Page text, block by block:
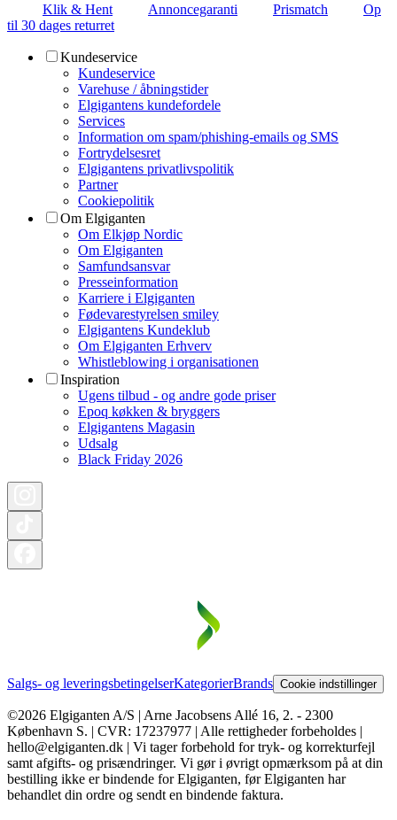
Klik & Hent Annoncegaranti Prismatch
Op
til 30 dages returret
Kundeservice
Kundeservice
Varehuse / åbningstider
Elgigantens kundefordele
Services
Information om spam/phishing-emails og SMS
Fortrydelsesret
Elgigantens privatlivspolitik
Partner
Cookiepolitik
Om Elgiganten
Om Elkjøp Nordic
Om Elgiganten
Samfundsansvar
Presseinformation
Karriere i Elgiganten
Fødevarestyrelsen smiley
Elgigantens Kundeklub
Om Elgiganten Erhverv
Whistleblowing i organisationen
Inspiration
Ugens tilbud - og andre gode priser
Epoq køkken & bryggers
Elgigantens Magasin
Udsalg
Black Friday 2026
Salgs- og leveringsbetingelserKategorierBrands Cookie indstillinger
©2026 Elgiganten A/S | Arne Jacobsens Allé 16, 2. - 2300
København S. | CVR: 17237977 | Alle rettigheder forbeholdes |
hello@elgiganten.dk | Vi tager forbehold for tryk- og korrekturfejl
samt afgifts- og prisændringer. Vi gør i øvrigt opmærksom på at din
bestilling ikke er bindende for Elgiganten, før Elgiganten har
behandlet din ordre og sendt en bindende faktura.